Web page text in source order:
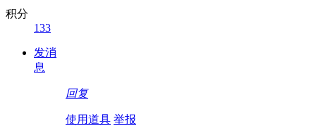
积分
133
发消
息
回复
使用道具 举报